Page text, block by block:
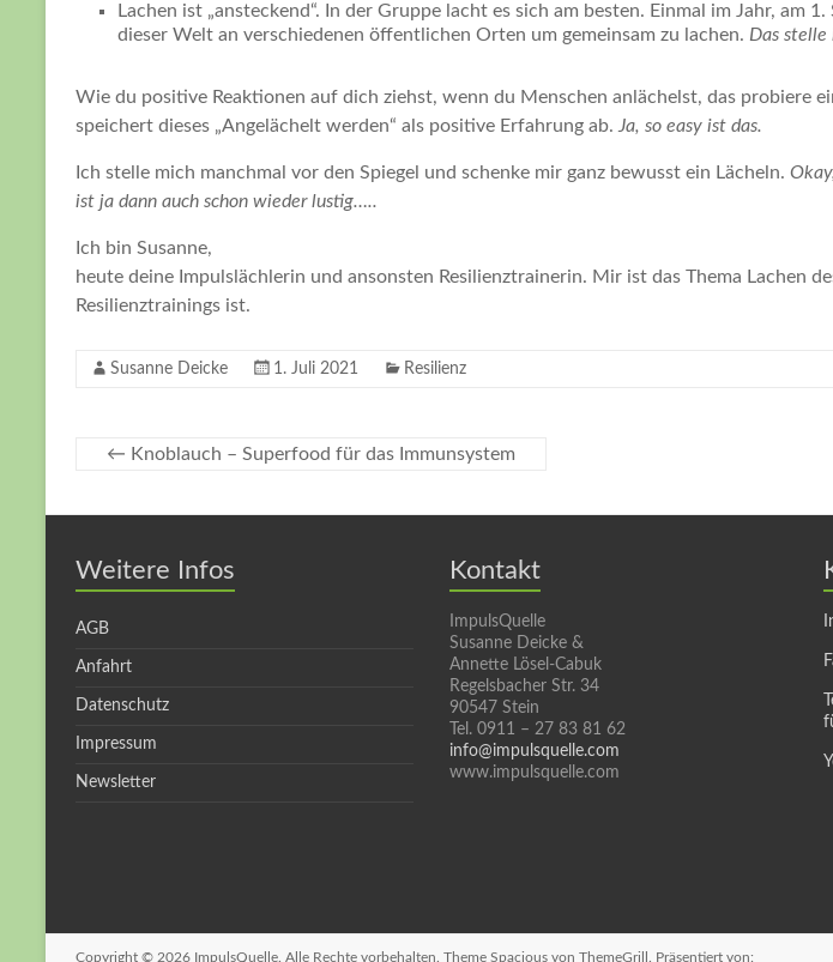
Lachen ist „ansteckend“. In der Gruppe lacht es sich am besten. Einmal im Jahr, am
dieser Welt an verschiedenen öffentlichen Orten um gemeinsam zu lachen. Das stelle
Wie du positive Reaktionen auf dich ziehst, wenn du Menschen anlächelst, das probiere
speichert dieses „Angelächelt werden“ als positive Erfahrung ab. Ja, so easy ist das.
Ich stelle mich manchmal vor den Spiegel und schenke mir ganz bewusst ein Lächeln.
ist ja dann auch schon wieder lustig…..
Ich bin Susanne,
heute deine Impulslächlerin und ansonsten Resilienztrainerin. Mir ist das Thema Lachen
Resilienztrainings ist.
Susanne Deicke 1. Juli 2021 Resilienz
← Knoblauch – Superfood für das Immunsystem
Weitere Infos
AGB
Anfahrt
Datenschutz
Impressum
Newsletter
Kontakt
ImpulsQuelle
Susanne Deicke &
Annette Lösel-Cabuk
Regelsbacher Str. 34
90547 Stein
Tel. 0911 – 27 83 81 62
info@impulsquelle.com
www.impulsquelle.com
Copyright © 2026 ImpulsQuelle . Alle Rechte vorbehalten. Theme Spacious von ThemeGrill. Präsentiert von: